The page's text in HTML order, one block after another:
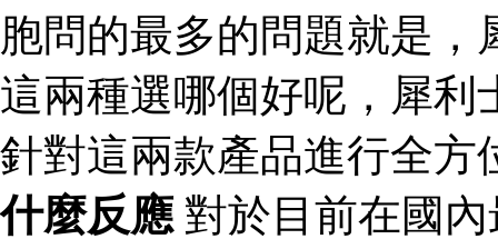
胞問的最多的問題就是
這兩種選哪個好呢，犀利
針對這兩款產品進行全
什麼反應 對於目前在國